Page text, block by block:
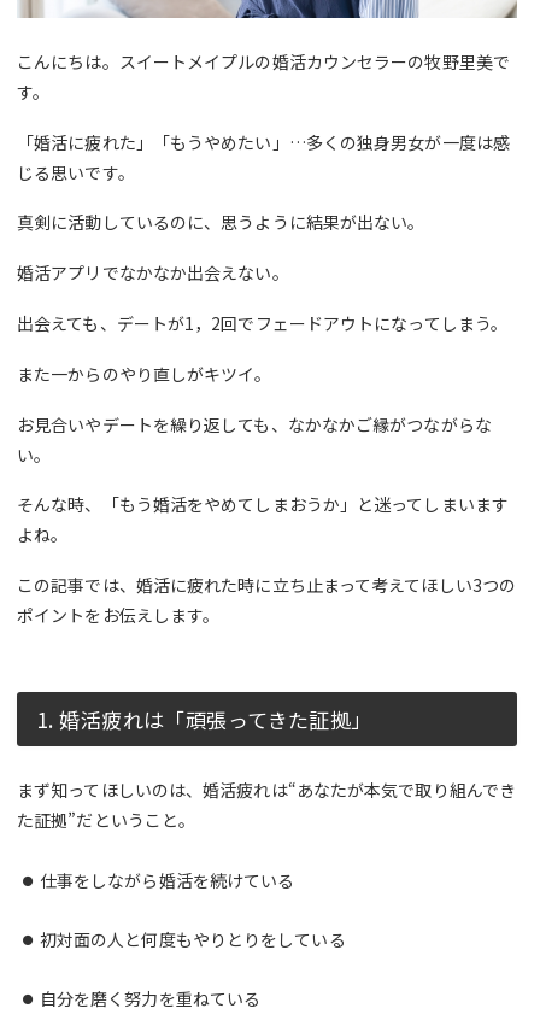
こんにちは。スイートメイプルの婚活カウンセラーの牧野里美で
す。
「婚活に疲れた」「もうやめたい」…多くの独身男女が一度は感
じる思いです。
真剣に活動しているのに、思うように結果が出ない。
婚活アプリでなかなか出会えない。
出会えても、デートが1，2回でフェードアウトになってしまう。
また一からのやり直しがキツイ。
お見合いやデートを繰り返しても、なかなかご縁がつながらな
い。
そんな時、「もう婚活をやめてしまおうか」と迷ってしまいます
よね。
この記事では、婚活に疲れた時に立ち止まって考えてほしい3つの
ポイントをお伝えします。
1. 婚活疲れは「頑張ってきた証拠」
まず知ってほしいのは、婚活疲れは“あなたが本気で取り組んでき
た証拠”だということ。
仕事をしながら婚活を続けている
初対面の人と何度もやりとりをしている
自分を磨く努力を重ねている